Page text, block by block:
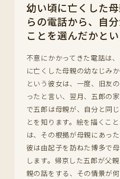
幼い頃に亡くした
らの電話から、自
ことを選んだかとい
不意にかかってきた電話は
に亡くした母親の幼なじみ
という彼女は、一度、旧友
ったと言い、翌月、五郎の
で五郎は母親が、自分と同
とを知ります。絵を描くこ
は、その根拠が母親にあっ
彼は由起子を訪ねた博多で
します。帰京した五郎が父
親の話をする、その情景が